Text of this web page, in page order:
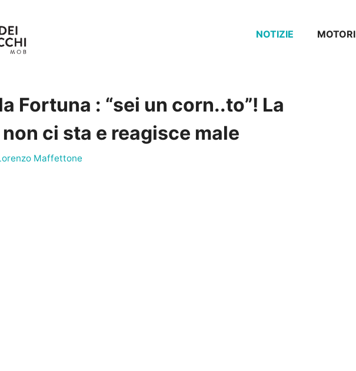
NOTIZIE MOTORI
Fortuna : “sei un corn..to”! La
ci sta e reagisce male
Maffettone